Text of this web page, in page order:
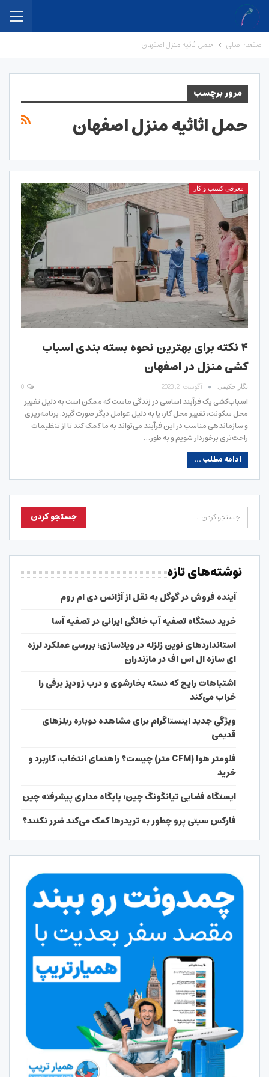
صفحه اصلی حمل اثاثیه منزل اصفهان
مرور برچسب
حمل اثاثیه منزل اصفهان
معرفی کسب و کار
۴ نکته برای بهترین نحوه بسته بندی اسباب
کشی منزل در اصفهان
نگار حکیمی آگوست 21, 2023
اسباب‌کشی یک فرآیند اساسی در زندگی ماست که ممکن است به دلیل تغییر
محل سکونت، تغییر محل کار، یا به دلیل عوامل دیگر صورت گیرد. برنامه‌ریزی
و سازماندهی مناسب در این فرآیند می‌تواند به ما کمک کند تا از تنظیمات
راحت‌تری برخوردار شویم و به طور…
ادامه مطلب ...
نوشته‌های تازه
آینده فروش در گوگل به نقل از آژانس دی ام روم
خرید دستگاه تصفیه آب خانگی ایرانی در تصفیه آسا
استانداردهای نوین زلزله در ویلاسازی؛ بررسی عملکرد لرزه
ای سازه ال اس اف در مازندران
اشتباهات رایج که دسته بخارشوی و درب زودپز برقی را
خراب می‌کند
ویژگی جدید اینستاگرام برای مشاهده دوباره ریلزهای
قدیمی
فلومتر هوا (CFM متر) چیست؟ راهنمای انتخاب، کاربرد و
خرید
ایستگاه فضایی تیانگونگ چین؛ پایگاه مداری پیشرفته چین
فارکس سیتی پرو چطور به تریدرها کمک می‌کند ضرر نکنند؟